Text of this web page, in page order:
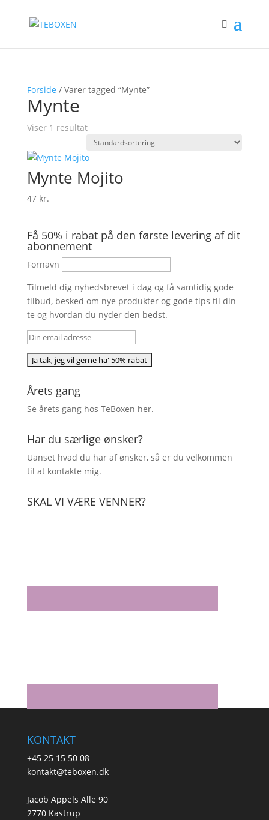
Forside / Varer tagged “Mynte”
Mynte
Viser 1 resultat
Mynte Mojito
47 kr.
Få 50% i rabat på den første levering af dit
abonnement
Fornavn
Tilmeld dig nyhedsbrevet i dag og få samtidig gode
tilbud, besked om nye produkter og gode tips til din
te og hvordan du nyder den bedst.
Årets gang
Se årets gang hos TeBoxen her.
Har du særlige ønsker?
Uanset hvad du har af ønsker, så er du velkommen
til at kontakte mig.
SKAL VI VÆRE VENNER?
KONTAKT
+45 25 15 50 08
kontakt@teboxen.dk
Jacob Appels Alle 90
2770 Kastrup